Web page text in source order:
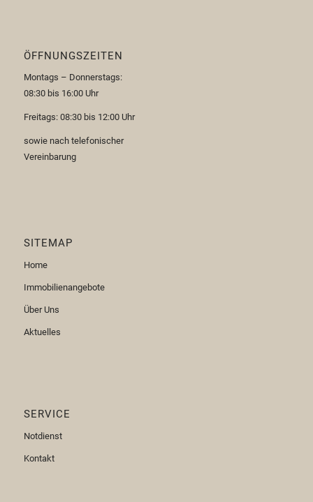
ÖFFNUNGSZEITEN
Montags – Donnerstags:
08:30 bis 16:00 Uhr
Freitags: 08:30 bis 12:00 Uhr
sowie nach telefonischer
Vereinbarung
SITEMAP
Home
Immobilienangebote
Über Uns
Aktuelles
SERVICE
Notdienst
Kontakt